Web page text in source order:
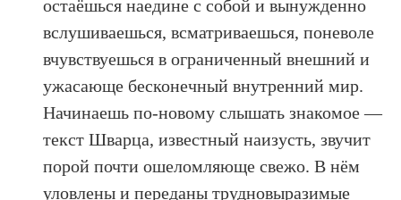
остаёшься наедине с собой и вынужденно
вслушиваешься, всматриваешься, поневоле
вчувствуешься в ограниченный внешний и
ужасающе бесконечный внутренний мир.
Начинаешь по-новому слышать знакомое —
текст Шварца, известный наизусть, звучит
порой почти ошеломляюще свежо. В нём
уловлены и переданы трудновыразимые